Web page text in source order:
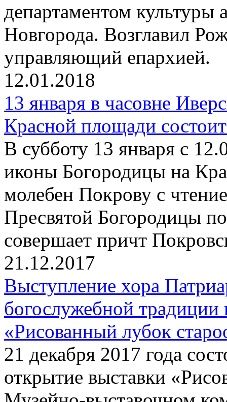
департаментом
Новгорода. Возглавил
управляющий епархией.
12.01.2018
13 января в часовне
Красной площади
В субботу 13 января с
иконы Богородицы на
молебен Покрову с
Пресвятой Богородицы
совершает причт
21.12.2017
Выступление хора
богослужебной традиции
«Рисованный лубок
21 декабря 2017 года
открытие выставки